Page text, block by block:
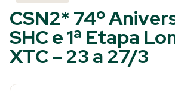
CSN2* 74º
SHC e 1ª Etapa
XTC – 23 a 27/3